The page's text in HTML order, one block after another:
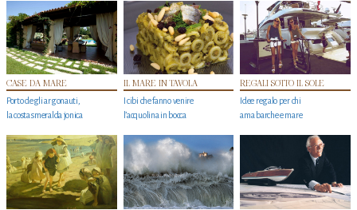
CASE DA MARE
Porto degli argonauti,
la costa smeralda jonica
IL MARE IN TAVOLA
I cibi che fanno venire
l’acquolina in bocca
REGALI SOTTO IL SOLE
Idee regalo per chi
ama barche e mare